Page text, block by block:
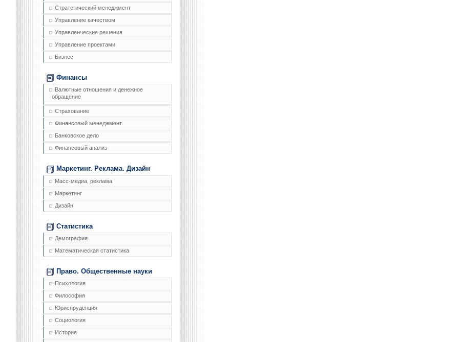
Стратегический менеджмент
Управление качеством
Управленческие решения
Управление проектами
Бизнес
Финансы
Валютные отношения и денежное
обращение
Страхование
Финансовый менеджмент
Банковское дело
Финансовый анализ
Маркетинг. Реклама. Дизайн
Масс-медиа, реклама
Маркетинг
Дизайн
Статистика
Демография
Математическая статистика
Право. Общественные науки
Психология
Философия
Юриспруденция
Социология
История